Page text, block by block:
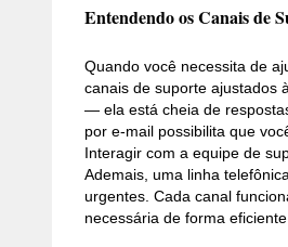
Entendendo os Canais de
Quando você necessita de
canais de suporte ajustados
— ela está cheia de
por e-mail possibilita que
Interagir com a equipe de
Ademais, uma linha
urgentes. Cada canal
necessária de forma